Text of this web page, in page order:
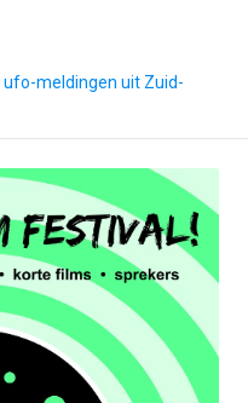
ufo-meldingen uit Zuid-